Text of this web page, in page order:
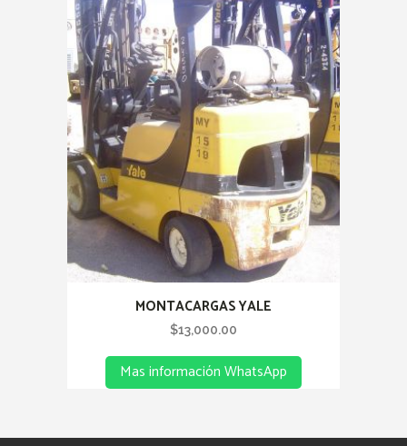
MONTACARGAS YALE
$13,000.00
Mas información WhatsApp